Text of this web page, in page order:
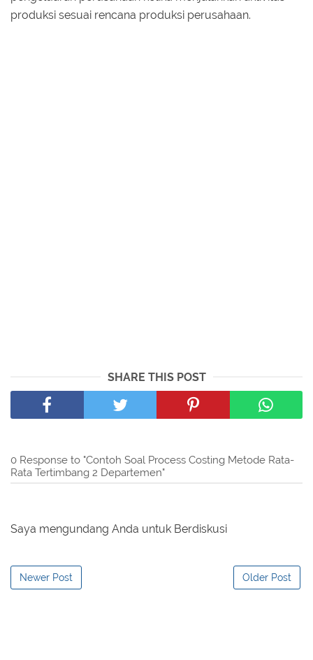
produksi sesuai rencana produksi perusahaan.
SHARE THIS POST
0 Response to "Contoh Soal Process Costing Metode Rata-
Rata Tertimbang 2 Departemen"
Saya mengundang Anda untuk Berdiskusi
Newer Post Older Post